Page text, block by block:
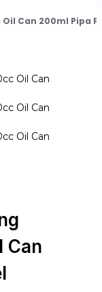
Can 200ml Pipa
Can